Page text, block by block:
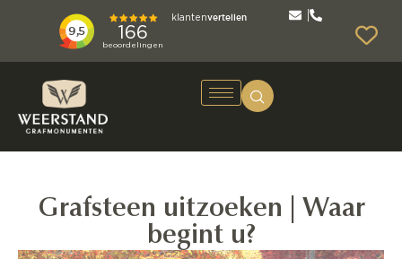
Grafsteen uitzoeken | Waar
begint u?